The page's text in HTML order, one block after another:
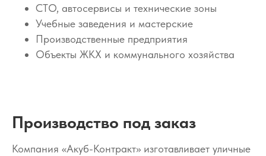
СТО, автосервисы и технические зоны
Учебные заведения и мастерские
Производственные предприятия
Объекты ЖКХ и коммунального хозяйства
Производство под заказ
Компания «Акуб-Контракт» изготавливает уличные